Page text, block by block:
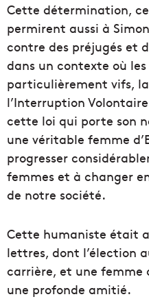
Cette détermination,
permirent aussi à
contre des préjugés et
dans un contexte où
particulièrement vifs,
l’Interruption
cette loi qui porte son
une véritable femme
progresser
femmes et à changer
de notre société.
Cette humaniste était
lettres, dont l’élection
carrière, et une femme
une profonde amitié.